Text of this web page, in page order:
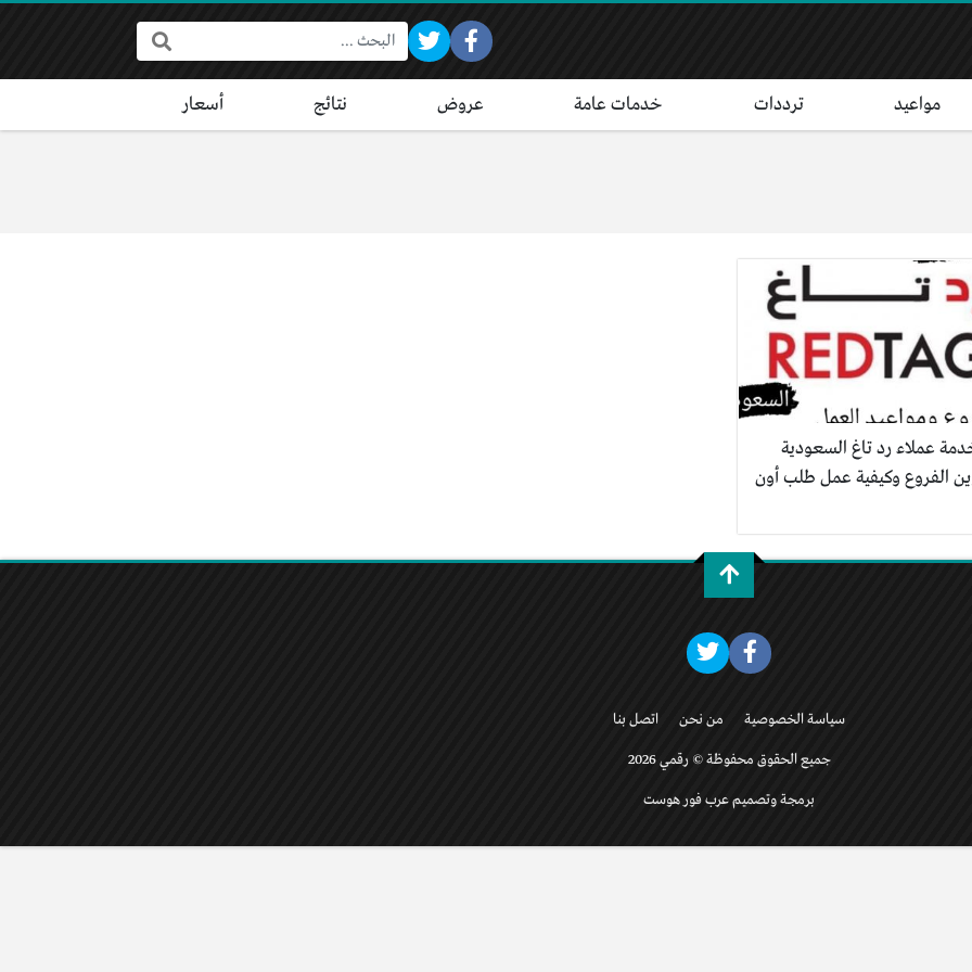
البحث:
مواعيد ترددات خدمات عامة عروض نتائج أسعار
عملاء رد تاغ السعودية
الفروع وكيفية عمل طلب أون
سياسة الخصوصية من نحن اتصل بنا
جميع الحقوق محفوظة © رقمي 2026
برمجة وتصميم عرب فور هوست